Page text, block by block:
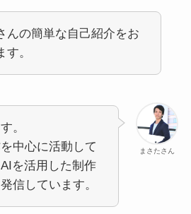
んの簡単な自己紹介をお
す。
まさたさん
。
中心に活動して
を活用した制作
信しています。